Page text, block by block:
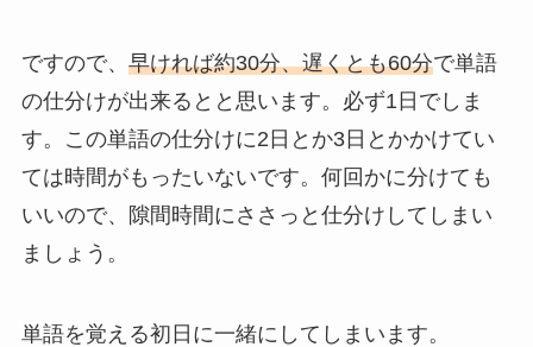
ですので、 早ければ約30分、遅くとも60分で単語
の仕分けが出来るとと思います。必ず1日でしま
す。この単語の仕分けに2日とか3日とかかけてい
ては時間がもったいないです。何回かに分けても
いいので、隙間時間にささっと仕分けしてしまい
ましょう。
単語を覚える初日に一緒にしてしまいます。